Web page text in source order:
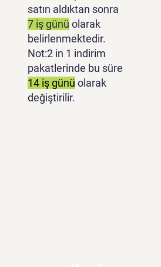
satın aldıktan sonra
7 iş günü olarak
belirlenmektedir.
Not:2 in 1 indirim
pakatlerinde bu süre
14 iş günü olarak
değiştirilir.